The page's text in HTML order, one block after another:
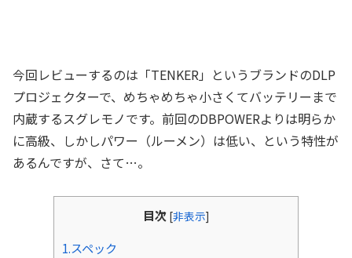
今回レビューするのは「TENKER」というブランドのDLP
プロジェクターで、めちゃめちゃ小さくてバッテリーまで
内蔵するスグレモノです。前回のDBPOWERよりは明らか
に高級、しかしパワー（ルーメン）は低い、という特性が
あるんですが、さて…。
目次 [非表示]
1.スペック